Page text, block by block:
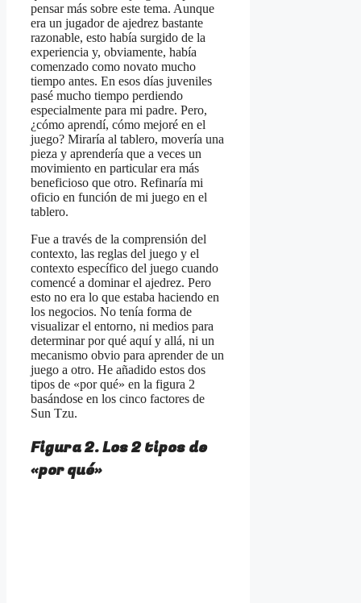
pensar más sobre este tema. Aunque
era un jugador de ajedrez bastante
razonable, esto había surgido de la
experiencia y, obviamente, había
comenzado como novato mucho
tiempo antes. En esos días juveniles
pasé mucho tiempo perdiendo
especialmente para mi padre. Pero,
¿cómo aprendí, cómo mejoré en el
juego? Miraría al tablero, movería una
pieza y aprendería que a veces un
movimiento en particular era más
beneficioso que otro. Refinaría mi
oficio en función de mi juego en el
tablero.
Fue a través de la comprensión del
contexto, las reglas del juego y el
contexto específico del juego cuando
comencé a dominar el ajedrez. Pero
esto no era lo que estaba haciendo en
los negocios. No tenía forma de
visualizar el entorno, ni medios para
determinar por qué aquí y allá, ni un
mecanismo obvio para aprender de un
juego a otro. He añadido estos dos
tipos de «por qué» en la figura 2
basándose en los cinco factores de
Sun Tzu.
Figura 2. Los 2 tipos de
«por qué»